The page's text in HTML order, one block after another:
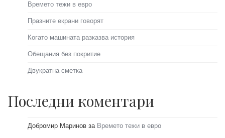
Времето тежи в евро
Празните екрани говорят
Когато машината разказва история
Обещания без покритие
Двукратна сметка
Последни коментари
Добромир Маринов за Времето тежи в евро